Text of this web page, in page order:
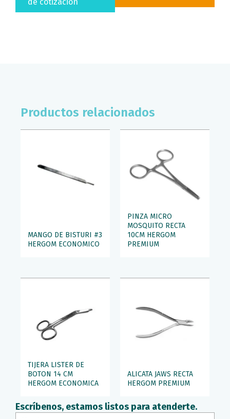
de cotización
Escríbenos, estamos listos para atenderte.
Productos relacionados
MANGO DE BISTURI #3
HERGOM ECONOMICO
PINZA MICRO
MOSQUITO RECTA
10CM HERGOM
PREMIUM
TIJERA LISTER DE
BOTON 14 CM
HERGOM ECONOMICA
ALICATA JAWS RECTA
HERGOM PREMIUM